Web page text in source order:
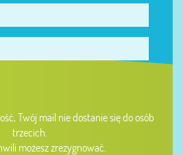
Twój mail nie dostanie się do osób
trzecich.
możesz zrezygnować.